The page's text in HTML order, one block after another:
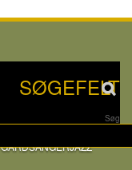
SØGEFELT
Søg
GÅRDSANGERJAZZ